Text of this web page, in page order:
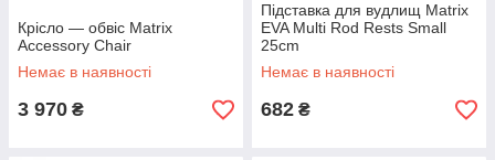
Крісло — обвіс Matrix
Accessory Chair
Немає в наявності
3 970 ₴
Підставка для вудлищ Matrix
EVA Multi Rod Rests Small
25cm
Немає в наявності
682 ₴